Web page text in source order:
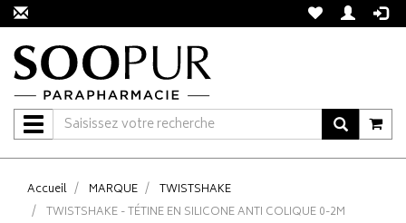
Navigation
Accueil MARQUE
TWISTSHAKE
TWISTSHAKE - TÉTINE EN SILICONE ANTI COLIQUE 0-2M